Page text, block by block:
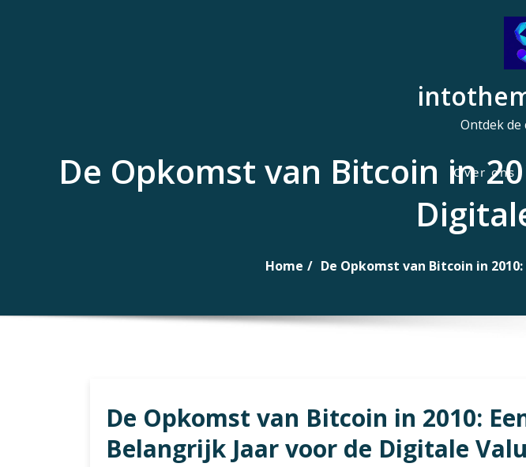
Ontdek
H
o
o
d
e
Over ons
De Opkomst van Bitcoin in
Home De Opkomst van Bitcoin in
De Opkomst van Bitcoin in 2010:
Belangrijk Jaar voor de Digitale